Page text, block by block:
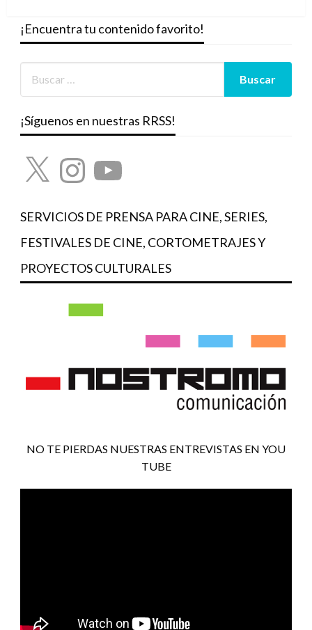
¡Encuentra tu contenido favorito!
¡Síguenos en nuestras RRSS!
X InstagramYouTube
SERVICIOS DE PRENSA PARA CINE, SERIES,
FESTIVALES DE CINE, CORTOMETRAJES Y
PROYECTOS CULTURALES
NO TE PIERDAS NUESTRAS ENTREVISTAS EN YOU
TUBE